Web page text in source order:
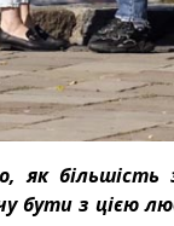
як
бути з